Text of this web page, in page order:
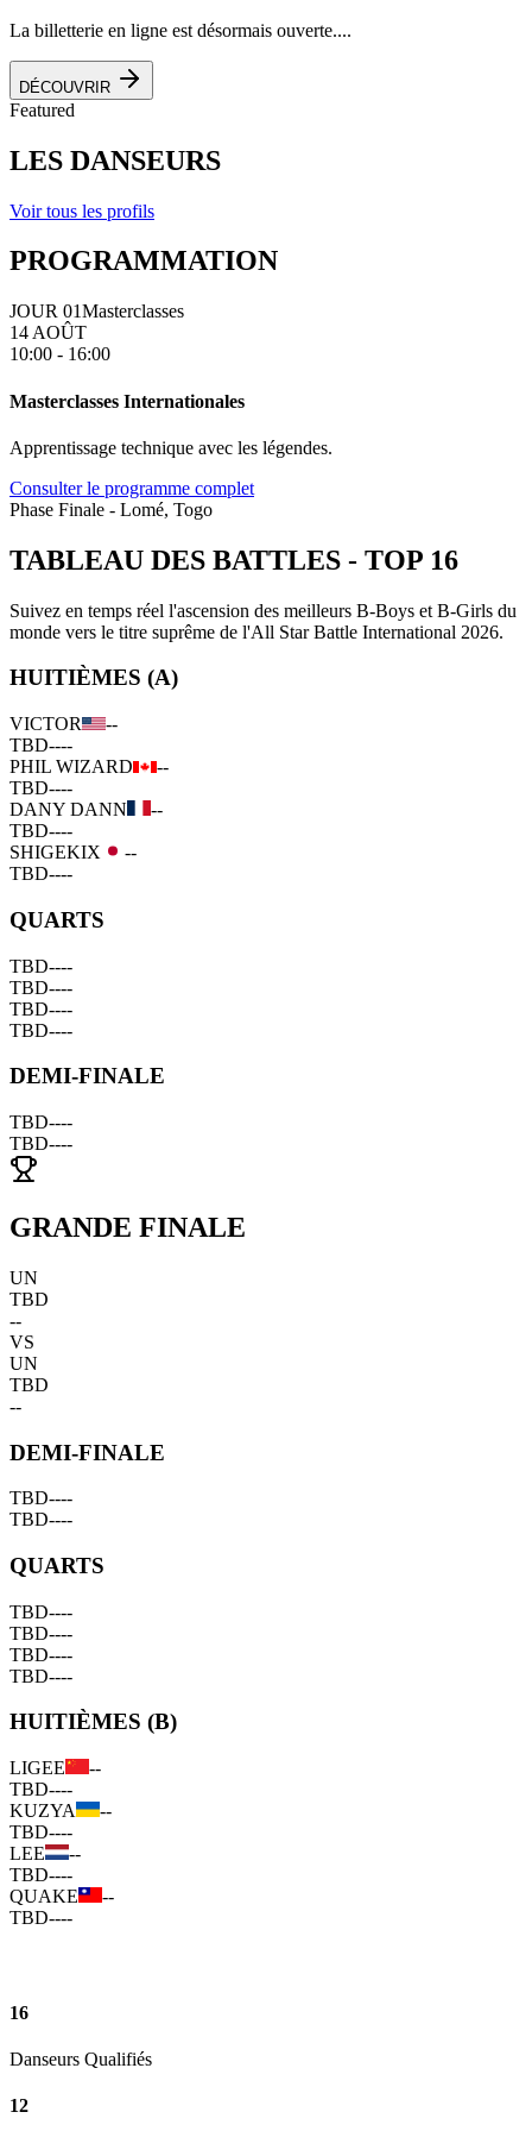
La billetterie en ligne est désormais ouverte....
DÉCOUVRIR
Featured
LES DANSEURS
Voir tous les profils
PROGRAMMATION
JOUR 01Masterclasses
14 AOÛT
10:00 - 16:00
Masterclasses Internationales
Apprentissage technique avec les légendes.
Consulter le programme complet
Phase Finale - Lomé, Togo
TABLEAU DES BATTLES - TOP 16
Suivez en temps réel l'ascension des meilleurs B-Boys et B-Girls du
monde vers le titre suprême de l'All Star Battle International 2026.
HUITIÈMES (A)
VICTOR
--
TBD----
PHIL WIZARD
--
TBD----
DANY DANN
--
TBD----
SHIGEKIX
--
TBD----
QUARTS
TBD----
TBD----
TBD----
TBD----
DEMI-FINALE
TBD----
TBD----
GRANDE FINALE
UN
TBD
--
VS
UN
TBD
--
DEMI-FINALE
TBD----
TBD----
QUARTS
TBD----
TBD----
TBD----
TBD----
HUITIÈMES (B)
LIGEE
--
TBD----
KUZYA
--
TBD----
LEE
--
TBD----
QUAKE
--
TBD----
16
Danseurs Qualifiés
12